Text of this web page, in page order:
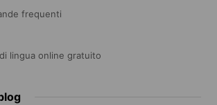
frequenti
lingua online gratuito